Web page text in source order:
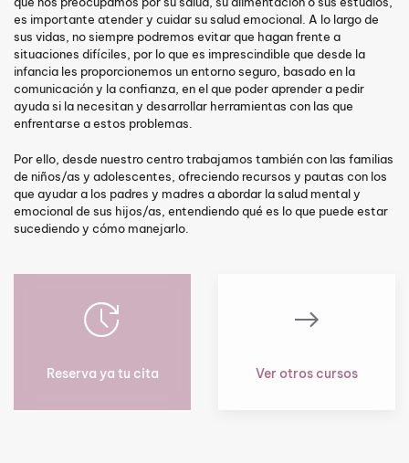
es importante atender y cuidar su salud emocional. A lo largo de
sus vidas, no siempre podremos evitar que hagan frente a
situaciones difíciles, por lo que es imprescindible que desde la
infancia les proporcionemos un entorno seguro, basado en la
comunicación y la confianza, en el que poder aprender a pedir
ayuda si la necesitan y desarrollar herramientas con las que
enfrentarse a estos problemas.
Por ello, desde nuestro centro trabajamos también con las familias
de niños/as y adolescentes, ofreciendo recursos y pautas con los
que ayudar a los padres y madres a abordar la salud mental y
emocional de sus hijos/as, entendiendo qué es lo que puede estar
sucediendo y cómo manejarlo.
Reserva ya tu cita Ver otros cursos